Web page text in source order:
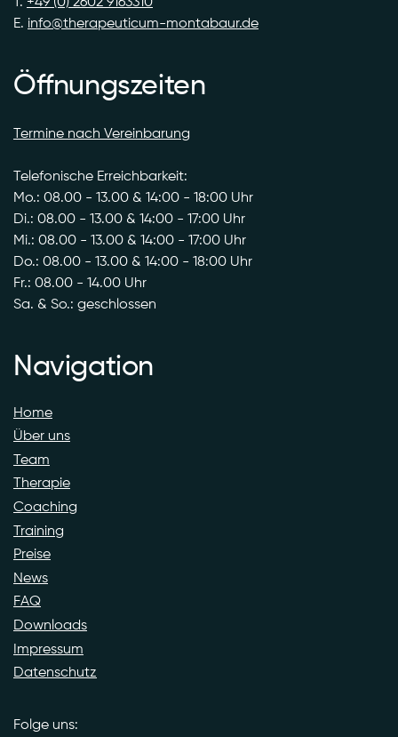
E. info@therapeuticum-montabaur.de
Öffnungszeiten
Termine nach Vereinbarung
Telefonische Erreichbarkeit:
Mo.: 08.00 - 13.00 & 14:00 - 18:00 Uhr
Di.: 08.00 - 13.00 & 14:00 - 17:00 Uhr
Mi.: 08.00 - 13.00 & 14:00 - 17:00 Uhr
Do.: 08.00 - 13.00 & 14:00 - 18:00 Uhr
Fr.: 08.00 - 14.00 Uhr
Sa. & So.: geschlossen
Navigation
Home
Über uns
Team
Therapie
Coaching
Training
Preise
News
FAQ
Downloads
Impressum
Datenschutz
Folge uns: